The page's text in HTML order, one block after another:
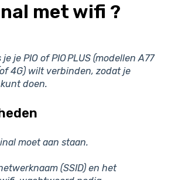
met wifi ?
je PIO of PIO PLUS (modellen A77
4G) wilt verbinden, zodat je
doen.
moet aan staan.
(SSID) en het